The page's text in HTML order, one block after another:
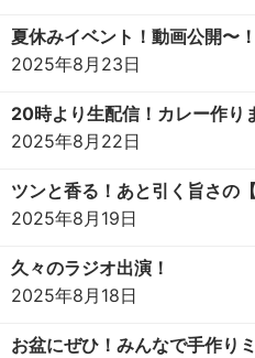
夏休みイベント！動画公開〜！
2025年8月23日
20時より生配信！カレー作り
2025年8月22日
ツンと香る！あと引く旨さの
2025年8月19日
久々のラジオ出演！
2025年8月18日
お盆にぜひ！みんなで手作り